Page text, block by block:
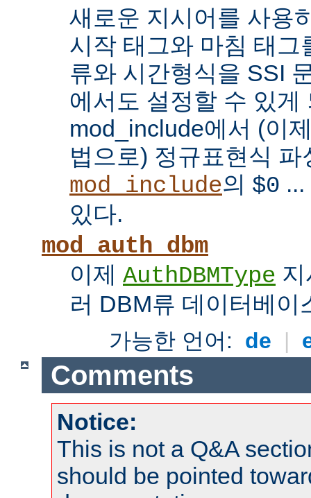
새로운 지시어를 사용
시작 태그와 마침 태그
류와 시간형식을 SSI
에서도 설정할 수 있게
mod_include에서 (이
법으로) 정규표현식
mod_include의 $0 ...
있다.
mod_auth_dbm
이제 AuthDBMType
러 DBM류 데이터베이
가능한 언어: de |
Comments
Notice:
This is not a Q&A
should be pointed